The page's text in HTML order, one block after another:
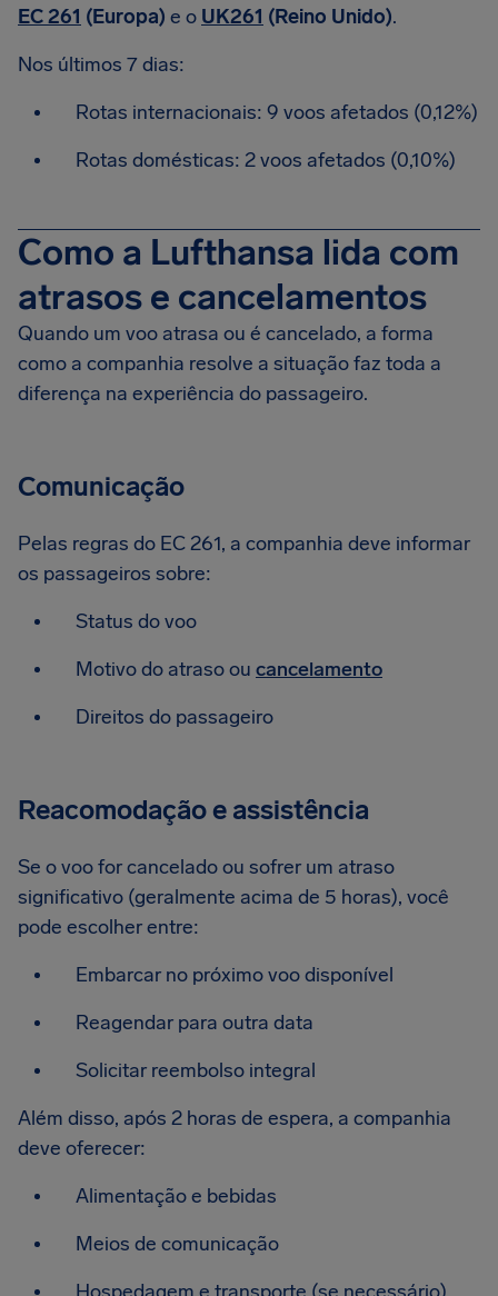
EC 261 (Europa) e o UK261 (Reino Unido).
Nos últimos 7 dias:
Rotas internacionais: 9 voos afetados (0,12%)
Rotas domésticas: 2 voos afetados (0,10%)
Como a Lufthansa lida com
atrasos e cancelamentos
Quando um voo atrasa ou é cancelado, a forma
como a companhia resolve a situação faz toda a
diferença na experiência do passageiro.
Comunicação
Pelas regras do EC 261, a companhia deve informar
os passageiros sobre:
Status do voo
Motivo do atraso ou cancelamento
Direitos do passageiro
Reacomodação e assistência
Se o voo for cancelado ou sofrer um atraso
significativo (geralmente acima de 5 horas), você
pode escolher entre:
Embarcar no próximo voo disponível
Reagendar para outra data
Solicitar reembolso integral
Além disso, após 2 horas de espera, a companhia
deve oferecer:
Alimentação e bebidas
Meios de comunicação